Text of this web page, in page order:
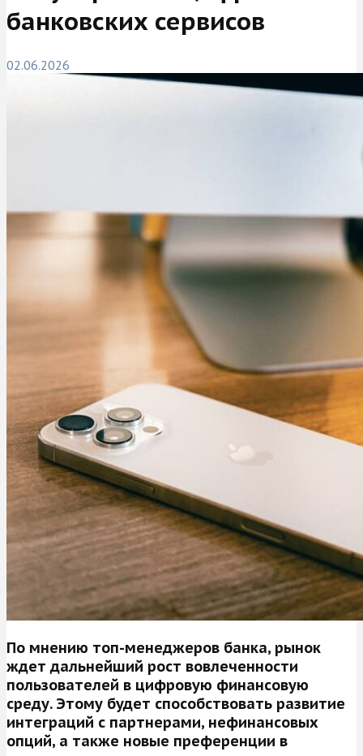
банковских сервисов
02.06.2026
По мнению топ-менеджеров банка, рынок
ждет дальнейший рост вовлеченности
пользователей в цифровую финансовую
среду. Этому будет способствовать развитие
интеграций с партнерами, нефинансовых
опций, а также новые преференции в